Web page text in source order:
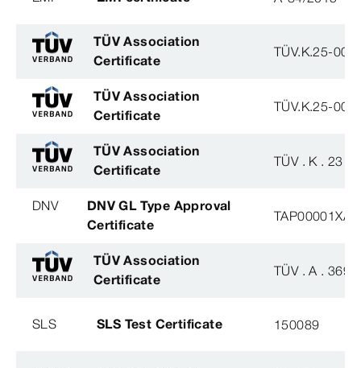
TÜV Association
Certificate
TÜV.K.25-007
TÜV Association
Certificate
TÜV.K.25-007
TÜV Association
Certificate
TÜV . K . 23 -
DNV
DNV GL Type Approval
Certificate
TAP00001XA
TÜV Association
Certificate
TÜV . A . 369
SLS SLS Test Certificate 150089